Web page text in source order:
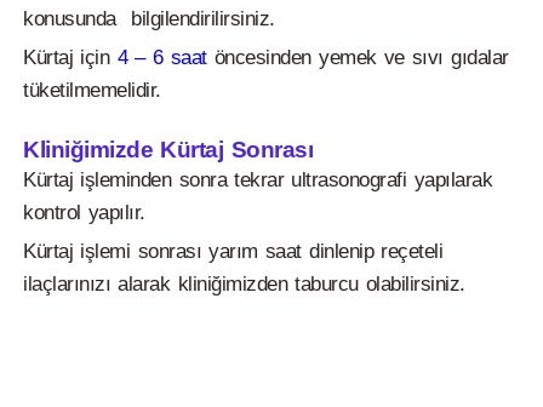
konusunda bilgilendirilirsiniz.
Kürtaj için 4 – 6 saatöncesinden yemek ve sıvı gıdalar
tüketilmemelidir.
Kliniğimizde Kürtaj Sonrası
Kürtaj işleminden sonra tekrar ultrasonografi yapılarak
kontrol yapılır.
Kürtaj işlemi sonrası yarım saat dinlenip reçeteli
ilaçlarınızı alarak kliniğimizden taburcu olabilirsiniz.